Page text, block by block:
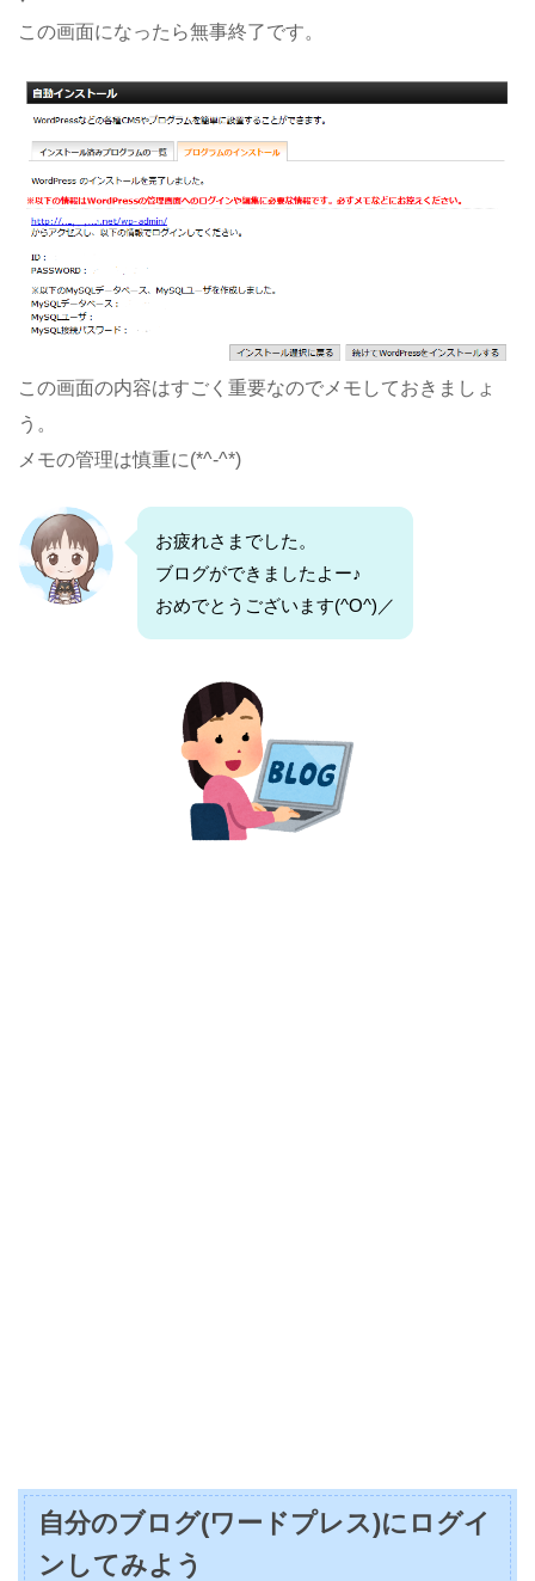
この画面になったら無事終了です。
この画面の内容はすごく重要なのでメモしておきましょ
う。
メモの管理は慎重に(*^-^*)
お疲れさまでした。
ブログができましたよー♪
おめでとうございます(^O^)／
自分のブログ(ワードプレス)にログイ
ンしてみよう